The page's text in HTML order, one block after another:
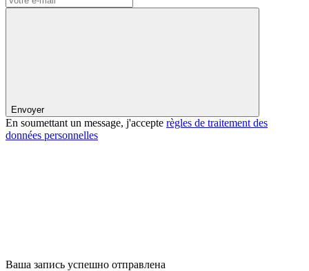
Envoyer
En soumettant un message, j'accepte règles de traitement des
données personnelles
Ваша запись успешно отправлена